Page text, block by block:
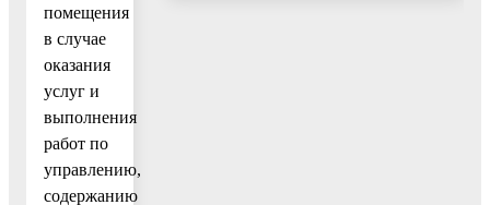
помещения
в случае
оказания
услуг и
выполнения
работ по
управлению,
содержанию